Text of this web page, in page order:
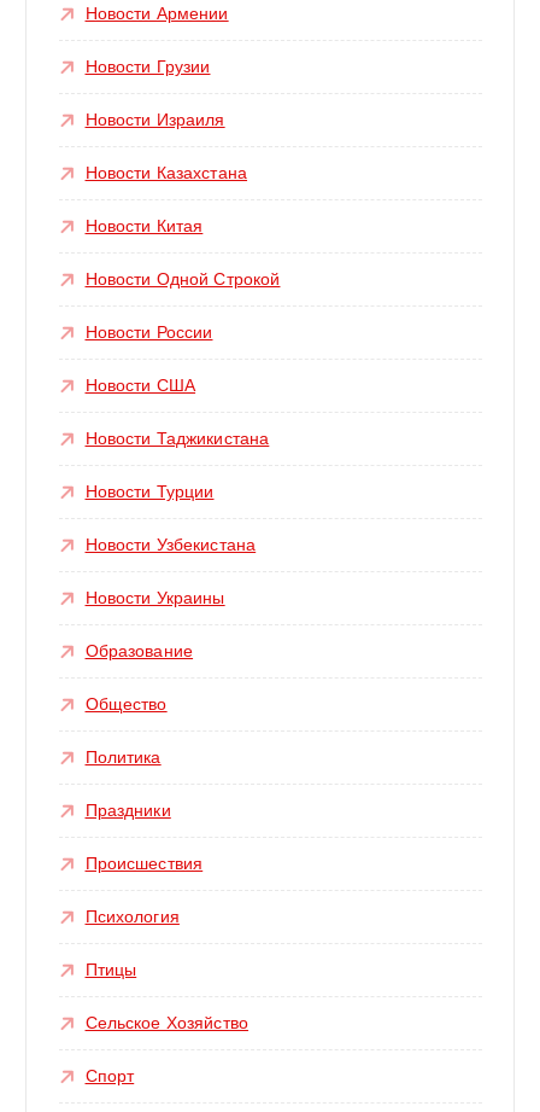
Новости Армении
Новости Грузии
Новости Израиля
Новости Казахстана
Новости Китая
Новости Одной Строкой
Новости России
Новости США
Новости Таджикистана
Новости Турции
Новости Узбекистана
Новости Украины
Образование
Общество
Политика
Праздники
Происшествия
Психология
Птицы
Сельское Хозяйство
Спорт